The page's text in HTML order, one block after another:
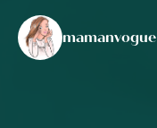
mamanvogue